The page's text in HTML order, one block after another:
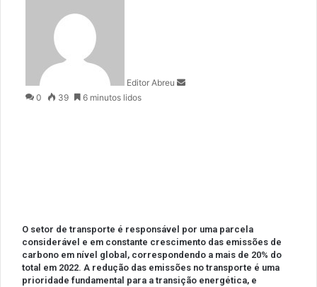
Editor Abreu
0 39 6 minutos lidos
O setor de transporte é responsável por uma parcela
considerável e em constante crescimento das emissões de
carbono em nível global, correspondendo a mais de 20% do
total em 2022. A redução das emissões no transporte é uma
prioridade fundamental para a transição energética, e